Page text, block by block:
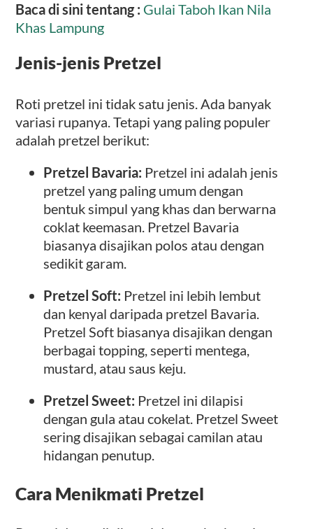
Baca di sini tentang : Gulai Taboh Ikan Nila
Khas Lampung
Jenis-jenis Pretzel
Roti pretzel ini tidak satu jenis. Ada banyak
variasi rupanya. Tetapi yang paling populer
adalah pretzel berikut:
Pretzel Bavaria: Pretzel ini adalah jenis
pretzel yang paling umum dengan
bentuk simpul yang khas dan berwarna
coklat keemasan. Pretzel Bavaria
biasanya disajikan polos atau dengan
sedikit garam.
Pretzel Soft: Pretzel ini lebih lembut
dan kenyal daripada pretzel Bavaria.
Pretzel Soft biasanya disajikan dengan
berbagai topping, seperti mentega,
mustard, atau saus keju.
Pretzel Sweet: Pretzel ini dilapisi
dengan gula atau cokelat. Pretzel Sweet
sering disajikan sebagai camilan atau
hidangan penutup.
Cara Menikmati Pretzel